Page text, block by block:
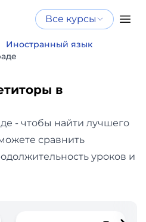
Все курсы
Иностранный язык
в
- чтобы найти лучшего
сравнить
уроков и
и ИИ
по нейросетям